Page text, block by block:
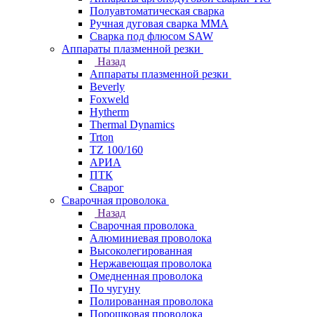
Полуавтоматическая сварка
Ручная дуговая сварка MMA
Сварка под флюсом SAW
Аппараты плазменной резки
Назад
Аппараты плазменной резки
Beverly
Foxweld
Hytherm
Thermal Dynamics
Trton
TZ 100/160
АРИА
ПТК
Сварог
Сварочная проволока
Назад
Сварочная проволока
Алюминиевая проволока
Высоколегированная
Нержавеющая проволока
Омедненная проволока
По чугуну
Полированная проволока
Порошковая проволока